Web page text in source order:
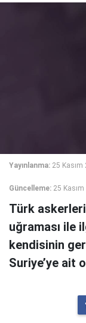
Yayınlanma: 25
Güncelleme: 25
Türk
uğraması ile
kendisinin
Suriye’ye ait